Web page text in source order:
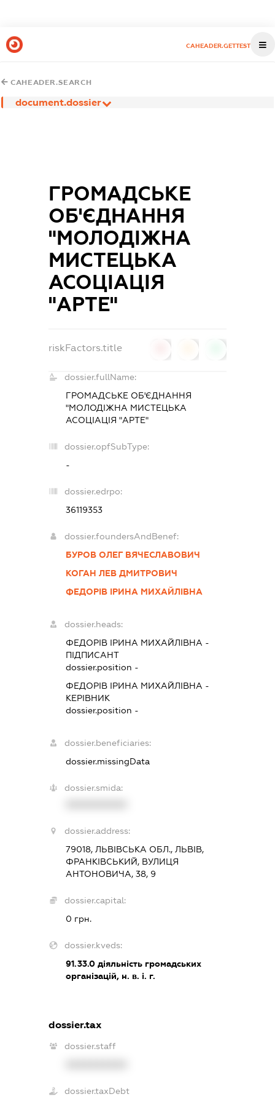
CAHEADER.GETTEST
CAHEADER.SEARCH
document.dossier
ГРОМАДСЬКЕ
ОБ'ЄДНАННЯ
"МОЛОДІЖНА
МИСТЕЦЬКА
АСОЦІАЦІЯ
"АРТЕ"
riskFactors.title
dossier.fullName:
ГРОМАДСЬКЕ ОБ'ЄДНАННЯ
"МОЛОДІЖНА МИСТЕЦЬКА
АСОЦІАЦІЯ "АРТЕ"
dossier.opfSubType:
-
dossier.edrpo:
36119353
dossier.foundersAndBenef:
БУРОВ ОЛЕГ ВЯЧЕСЛАВОВИЧ
КОГАН ЛЕВ ДМИТРОВИЧ
ФЕДОРІВ ІРИНА МИХАЙЛІВНА
dossier.heads:
ФЕДОРІВ ІРИНА МИХАЙЛІВНА -
ПІДПИСАНТ
dossier.position -
ФЕДОРІВ ІРИНА МИХАЙЛІВНА -
КЕРІВНИК
dossier.position -
dossier.beneficiaries:
dossier.missingData
dossier.smida:
dossier.address:
79018, ЛЬВІВСЬКА ОБЛ., ЛЬВІВ,
ФРАНКІВСЬКИЙ, ВУЛИЦЯ
АНТОНОВИЧА, 38, 9
dossier.capital:
0 грн.
dossier.kveds:
91.33.0 діяльність громадських
організацій, н. в. і. г.
dossier.tax
dossier.staff
dossier.taxDebt